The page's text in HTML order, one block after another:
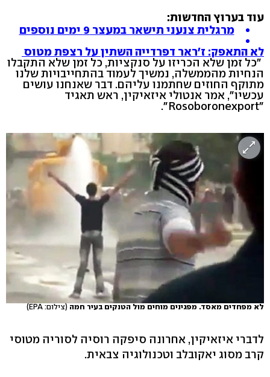
עוד בערוץ החדשות:
מרגלית צנעני תישאר במעצר 9 ימים נוספים
לא התאפק: ז'ראר דפרדייה השתין על רצפת מטוס
"כל זמן שלא הכריזו על סנקציות, כל זמן שלא התקבלו
הנחיות מהממשלה, נמשיך לעמוד בהתחייבויות שלנו
מתוקף החוזים שחתמנו עליהם. דבר שאנחנו עושים
עכשיו", אמר אנטולי איזאיקין, ראש תאגיד
"Rosoboronexport".
לא מפחדים מאסד. מפגינים מוחים מול הטנקים בעיר חמה (צילום: EPA)
לדברי איזאיקין, אחרונה סיפקה רוסיה לסוריה מטוסי
קרב מסוג יאקובלב וטכנולוגיה צבאית.